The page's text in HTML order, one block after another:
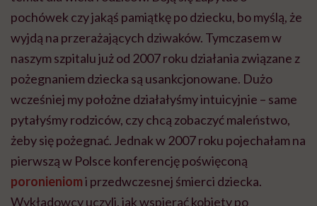
pochówek czy jakąś pamiątkę po dziecku, bo myślą, że
wyjdą na przerażających dziwaków. Tymczasem w
naszym szpitalu już od 2007 roku działania związane z
pożegnaniem dziecka są usankcjonowane. Dużo
wcześniej my położne działałyśmy intuicyjnie – same
pytałyśmy rodziców, czy chcą zobaczyć maleństwo,
żeby się pożegnać. Jednak w 2007 roku pojechałam na
pierwszą w Polsce konferencję poświęconą
poronieniomi przedwczesnej śmierci dziecka.
Wykładowcy uczyli, jak wspierać kobiety po